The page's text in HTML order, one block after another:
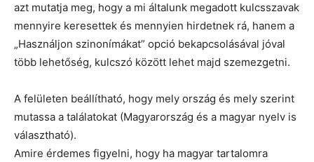
azt mutatja meg, hogy a mi általunk megadott kulcsszavak
mennyire keresettek és mennyien hirdetnek rá, hanem a
„Használjon szinonímákat” opció bekapcsolásával jóval
több lehetőség, kulcszó között lehet majd szemezgetni.
A felületen beállítható, hogy mely ország és mely szerint
mutassa a találatokat (Magyarország és a magyar nyelv is
választható).
Amire érdemes figyelni, hogy ha magyar tartalomra